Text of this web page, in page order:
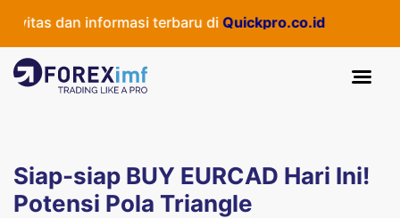
dan informasi terbaru di Quickpro.co.id
Siap-siap BUY EURCAD Hari Ini!
Potensi Pola Triangle